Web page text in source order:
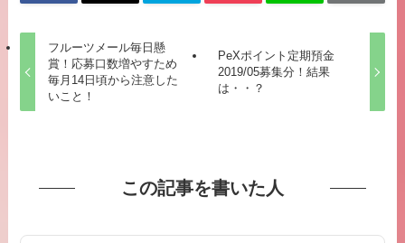
フルーツメール毎日懸
賞！応募口数増やすため
毎月14日頃から注意した
いこと！
PeXポイント定期預金
2019/05募集分！結果
は・・？
この記事を書いた人